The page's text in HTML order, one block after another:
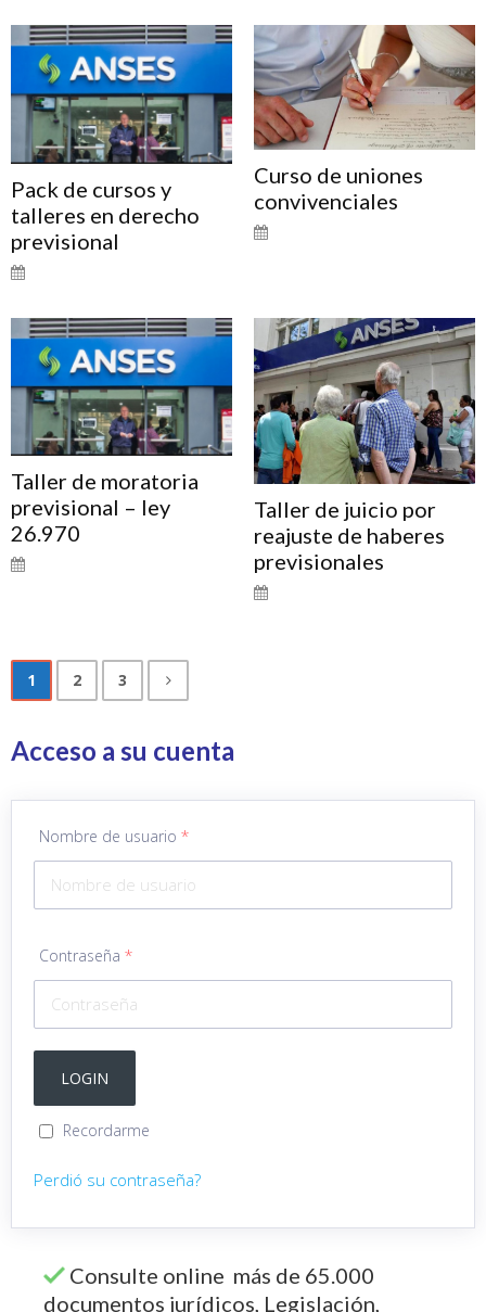
Pack de cursos y
talleres en derecho
previsional
Curso de uniones
convivenciales
Taller de moratoria
previsional – ley
26.970
Taller de juicio por
reajuste de haberes
previsionales
1 2 3
Acceso a su cuenta
Nombre de usuario *
Contraseña *
Recordarme
Perdió su contraseña?
Consulte online más de 65.000
documentos jurídicos, Legislación,